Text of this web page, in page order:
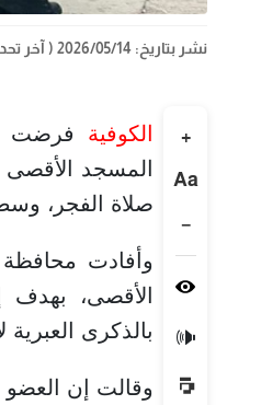
نشر بتاريخ: 2026/05/14 ( آخر تحديث: 2026/05/14
+
Aa
−
🔊
الكوفية فرضت
المسجد الأقصى
صلاة الفجر،
وأفادت
الأقصى، بهدف
بالذكرى
وقالت إن العضو